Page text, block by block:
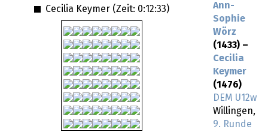
Cecilia Keymer (Zeit: 0:12:33)
Ann-
Sophie
Wörz
(1433) –
Cecilia
Keymer
(1476)
DEM U12w
Willingen,
9. Runde